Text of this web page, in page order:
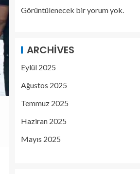
Görüntülenecek bir yorum yok.
ARCHIVES
Eylül 2025
Ağustos 2025
Temmuz 2025
Haziran 2025
Mayıs 2025